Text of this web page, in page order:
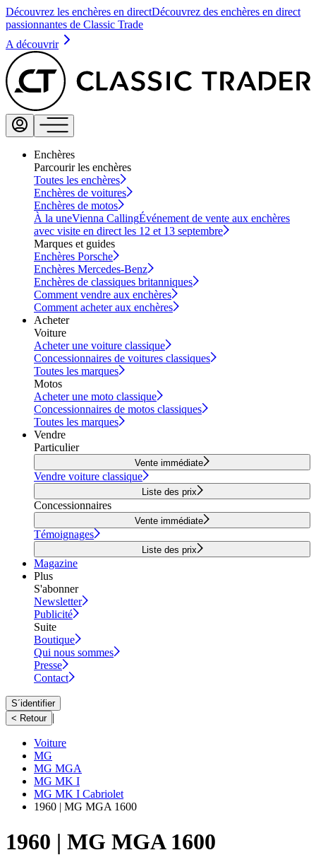
Découvrez les enchères en directDécouvrez des enchères en direct
passionnantes de Classic Trade
A découvrir
Enchères
Parcourir les enchères
Toutes les enchères
Enchères de voitures
Enchères de motos
À la uneVienna CallingÉvénement de vente aux enchères
avec visite en direct les 12 et 13 septembre
Marques et guides
Enchères Porsche
Enchères Mercedes-Benz
Enchères de classiques britanniques
Comment vendre aux enchères
Comment acheter aux enchères
Acheter
Voiture
Acheter une voiture classique
Concessionnaires de voitures classiques
Toutes les marques
Motos
Acheter une moto classique
Concessionnaires de motos classiques
Toutes les marques
Vendre
Particulier
Vente immédiate
Vendre voiture classique
Liste des prix
Concessionnaires
Vente immédiate
Témoignages
Liste des prix
Magazine
Plus
S'abonner
Newsletter
Publicité
Suite
Boutique
Qui nous sommes
Presse
Contact
S´identifier
< Retour |
Voiture
MG
MG MGA
MG MK I
MG MK I Cabriolet
1960 | MG MGA 1600
1960 | MG MGA 1600